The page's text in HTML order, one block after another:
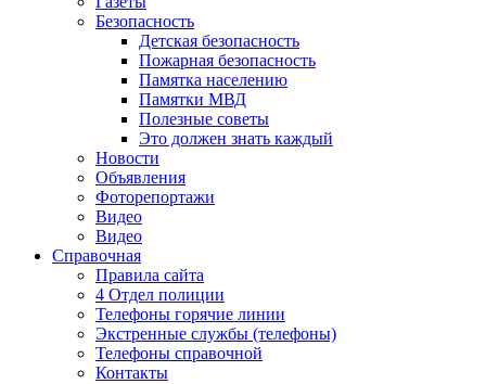
Безопасность
Детская безопасность
Пожарная безопасность
Памятка населению
Памятки МВД
Полезные советы
Это должен знать каждый
Новости
Объявления
Фоторепортажи
Видео
Видео
Справочная
Правила сайта
4 Отдел полиции
Телефоны горячие линии
Экстренные службы (телефоны)
Телефоны справочной
Контакты